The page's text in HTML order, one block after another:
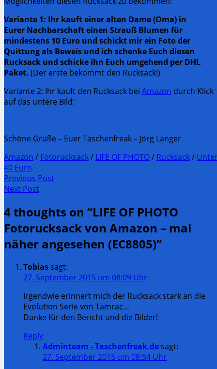
Variante 1: Ihr kauft einer alten Dame (Oma) in
Eurer Nachbarschaft einen Strauß Blumen für
mindestens 10 Euro und schickt mir ein Foto der
Quittung als Beweis und ich schenke Euch diesen
Rucksack und schicke ihn Euch umgehend per DHL
Paket. (Der erste bekommt den Rucksack!)
Variante 2: Ihr kauft den Rucksack bei Amazon durch Klick
auf das untere Bild:
Schöne Grüße – Euer Taschenfreak – Jörg Langer
Amazon / Fotorucksack/ LIFE OF PHOTO/ Rucksack/
40 Euro
Post
navigation
Previous Post
Previous
Next Post
Post:
4 thoughts on “LIFE OF PHOTO
Fotorucksack von Amazon – mal
näher angesehen (EC8805)”
Tobiassagt:
27. September 2015 um 08:09 Uhr
Irgendwie erinnert mich der Rucksack stark an die
Evolution Serie von Tamrac…
Danke für den Bericht und die Bilder!
Reply
Adminteam - Taschenfreak.desagt:
27. September 2015 um 08:54 Uhr